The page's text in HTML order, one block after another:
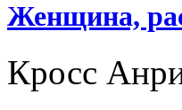
Женщина,
Кросс